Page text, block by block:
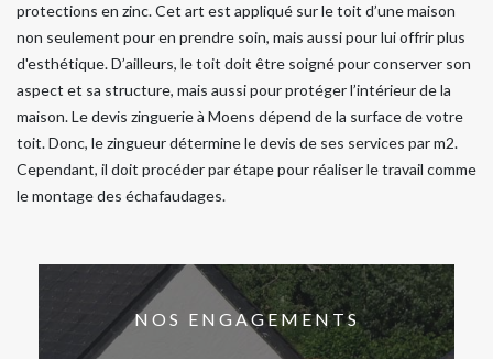
protections en zinc. Cet art est appliqué sur le toit d’une maison
non seulement pour en prendre soin, mais aussi pour lui offrir plus
d'esthétique. D’ailleurs, le toit doit être soigné pour conserver son
aspect et sa structure, mais aussi pour protéger l’intérieur de la
maison. Le devis zinguerie à Moens dépend de la surface de votre
toit. Donc, le zingueur détermine le devis de ses services par m2.
Cependant, il doit procéder par étape pour réaliser le travail comme
le montage des échafaudages.
NOS ENGAGEMENTS